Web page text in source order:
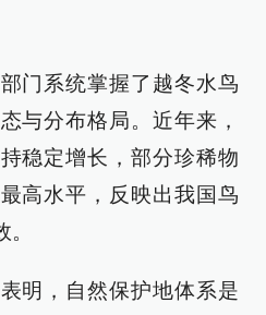
门系统掌握了越冬水鸟
与分布格局。近年来，
稳定增长，部分珍稀物
高水平，反映出我国鸟
明，自然保护地体系是